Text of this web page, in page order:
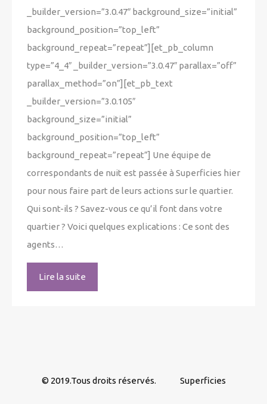
_builder_version=”3.0.47″ background_size=”initial”
background_position=”top_left”
background_repeat=”repeat”][et_pb_column
type=”4_4″ _builder_version=”3.0.47″ parallax=”off”
parallax_method=”on”][et_pb_text
_builder_version=”3.0.105″
background_size=”initial”
background_position=”top_left”
background_repeat=”repeat”] Une équipe de
correspondants de nuit est passée à Superficies hier
pour nous faire part de leurs actions sur le quartier.
Qui sont-ils ? Savez-vous ce qu’il font dans votre
quartier ? Voici quelques explications : Ce sont des
agents…
Lire la suite
© 2019.Tous droits réservés. Superficies